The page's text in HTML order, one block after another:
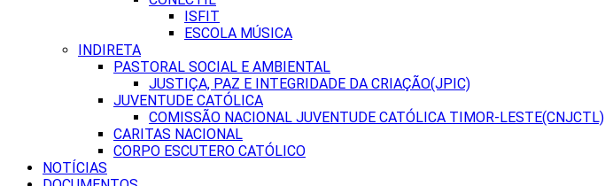
ISFIT
ESCOLA MÚSICA
INDIRETA
PASTORAL SOCIAL E AMBIENTAL
JUSTIÇA, PAZ E INTEGRIDADE DA CRIAÇÃO(JPIC)
JUVENTUDE CATÓLICA
COMISSÃO NACIONAL JUVENTUDE CATÓLICA TIMOR-LESTE(CNJCTL)
CARITAS NACIONAL
CORPO ESCUTERO CATÓLICO
NOTÍCIAS